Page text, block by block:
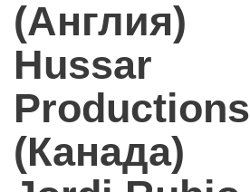
(Англия)
Hussar
Productions
(Канада)